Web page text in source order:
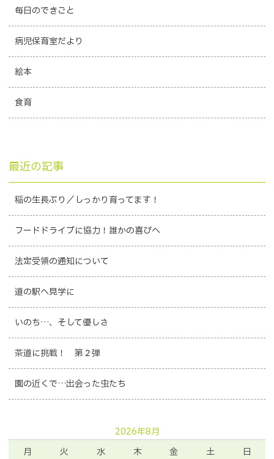
毎日のできごと
病児保育室だより
絵本
食育
最近の記事
稲の生長ぶり／しっかり育ってます！
フードドライブに協力！誰かの喜びへ
法定受領の通知について
道の駅へ見学に
いのち…、そして優しさ
茶道に挑戦！ 第２弾
園の近くで…出会った虫たち
2026年8月
月
火 水 木 金 土
日